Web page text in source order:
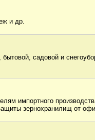
и др.
садовой и
импортного
зернохранилищ от